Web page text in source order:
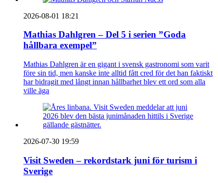
2026-08-01 18:21
Mathias Dahlgren – Del 5 i serien ”Goda
hållbara exempel”
Mathias Dahlgren är en gigant i svensk gastronomi som varit
före sin tid, men kanske inte alltid fått cred för det han faktiskt
har bidragit med långt innan hållbarhet blev ett ord som alla
ville äga
2026-07-30 19:59
Visit Sweden – rekordstark juni för turism i
Sverige